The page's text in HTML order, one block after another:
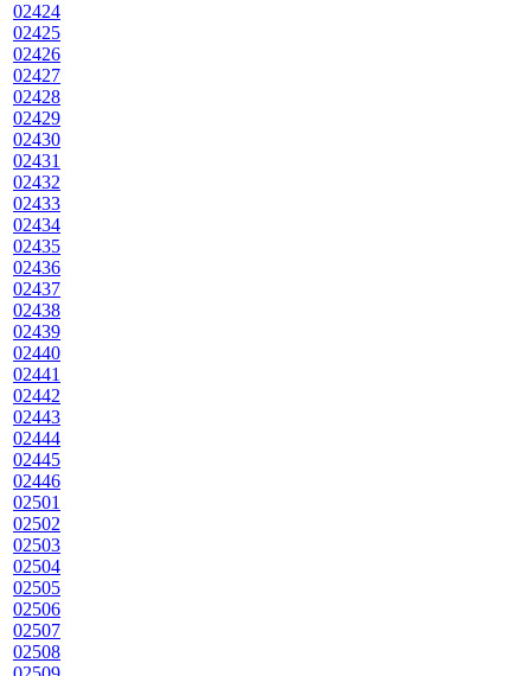
02424
02425
02426
02427
02428
02429
02430
02431
02432
02433
02434
02435
02436
02437
02438
02439
02440
02441
02442
02443
02444
02445
02446
02501
02502
02503
02504
02505
02506
02507
02508